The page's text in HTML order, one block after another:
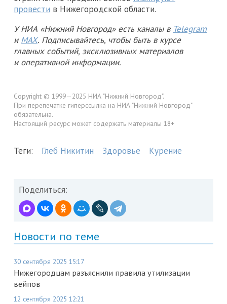
провести в Нижегородской области.
У НИА «Нижний Новгород» есть каналы в Telegram
и MAX. Подписывайтесь, чтобы быть в курсе
главных событий, эксклюзивных материалов
и оперативной информации.
Copyright © 1999—2025 НИА "Нижний Новгород".
При перепечатке гиперссылка на НИА "Нижний Новгород"
обязательна.
Настоящий ресурс может содержать материалы 18+
Теги: Глеб Никитин Здоровье Курение
Поделиться:
Новости по теме
30 сентября 2025 15:17
Нижегородцам разъяснили правила утилизации
вейпов
12 сентября 2025 12:21